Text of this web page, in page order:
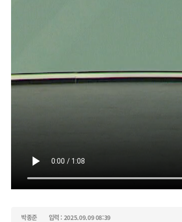
박종준 입력 : 2025.09.09 08:39